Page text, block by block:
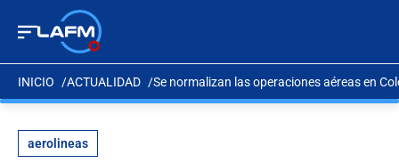
INICIO ACTUALIDAD Se normalizan las operaciones aéreas en
aerolineas